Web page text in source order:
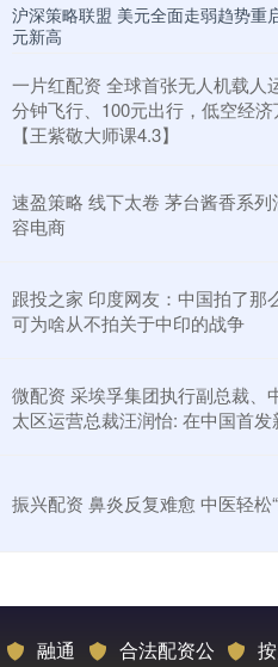
沪深策略联盟 美元全面走弱趋势重
元新高
一片红配资 全球首张无人机载人
分钟飞行、100元出行，低空经济
【王紫敬大师课4.3】
速盈策略 线下太卷 茅台酱香系
容电商
跟投之家 印度网友：中国拍了那
可为啥从不拍关于中印的战争
微配资 采埃孚集团执行副总裁、
太区运营总裁汪润怡: 在中国首
振兴配资 鼻炎反复难愈 中医轻松
融通
合法配资公